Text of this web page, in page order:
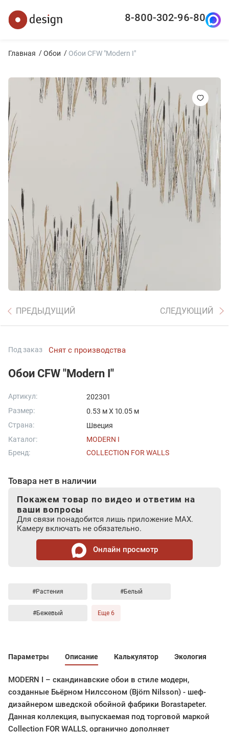
8-800-302-96-80
Главная Обои Обои CFW "Modern I"
ПРЕДЫДУЩИЙ СЛЕДУЮЩИЙ
Под заказ Снят с производства
Обои CFW "Modern I"
Артикул:
202301
Размер:
0.53 м X 10.05 м
Страна:
Швеция
Каталог:
MODERN I
Бренд:
COLLECTION FOR WALLS
Товара нет в наличии
Покажем товар по видео и ответим на
ваши вопросы
Для связи понадобится лишь приложение MAX.
Камеру включать не обязательно.
Онлайн просмотр
#Растения #Белый
#Бежевый Еще 6
Параметры Описание Калькулятор Экология
MODERN I – скандинавские обои в стиле модерн,
созданные Бьёрном Нилссоном (Björn Nilsson) - шеф-
дизайнером шведской обойной фабрики Borastapeter.
Данная коллекция, выпускаемая под торговой маркой
Collection FOR WALLS, органично дополняет